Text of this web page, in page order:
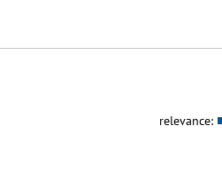
relevance: